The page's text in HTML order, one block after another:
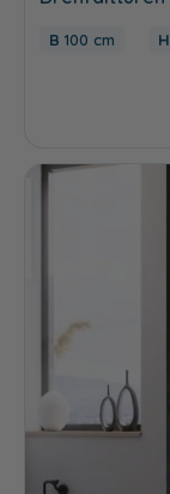
100 cm